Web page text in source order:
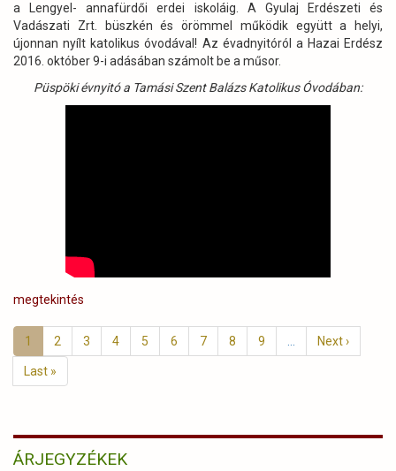
a Lengyel- annafürdői erdei iskoláig. A Gyulaj Erdészeti és
Vadászati Zrt. büszkén és örömmel működik együtt a helyi,
újonnan nyílt katolikus óvodával! Az évadnyitóról a Hazai Erdész
2016. október 9-i adásában számolt be a műsor.
Püspöki évnyitó a Tamási Szent Balázs Katolikus Óvodában:
megtekintés
Oldalszámozás
Jelenlegi
oldal
1 Page
2 Page
3 Page
4 Page
5 Page
6 Page
7 Page
8 Page
9
Következő
oldal
Next ›
Utolsó
oldal
Last »
ÁRJEGYZÉKEK